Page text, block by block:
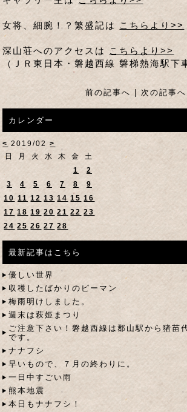
女将、細腕！？繁盛記は こちらより>>
深山荘へのアクセスは こちらより>>
（ＪＲ東日本・磐越西線 磐梯熱海駅下
前の記事へ | 次の記事へ
カレンダー
< 2019/02>
日
月 火 水 木 金
土
1
2
3
4 5 6 7 8
9
10 11 12 13 14 15 16
17 18 19 20 21 22 23
24 25 26 27 28
最新記事はこちら
優しい世界
収穫したばかりのピーマン
梅雨明けしました。
週末は萩姫まつり
ご注意下さい！磐越西線は郡山駅から猪苗
です。
ナナフシ
早いもので、７月の終わりに。
一日中すごい雨
熊本地震
本日もナナフシ！